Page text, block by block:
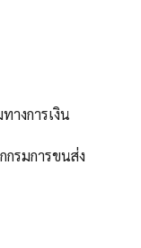
างการเงิน
รมการขนส่ง
รถ ฎผ 1771 หรูคู่รถคุณ